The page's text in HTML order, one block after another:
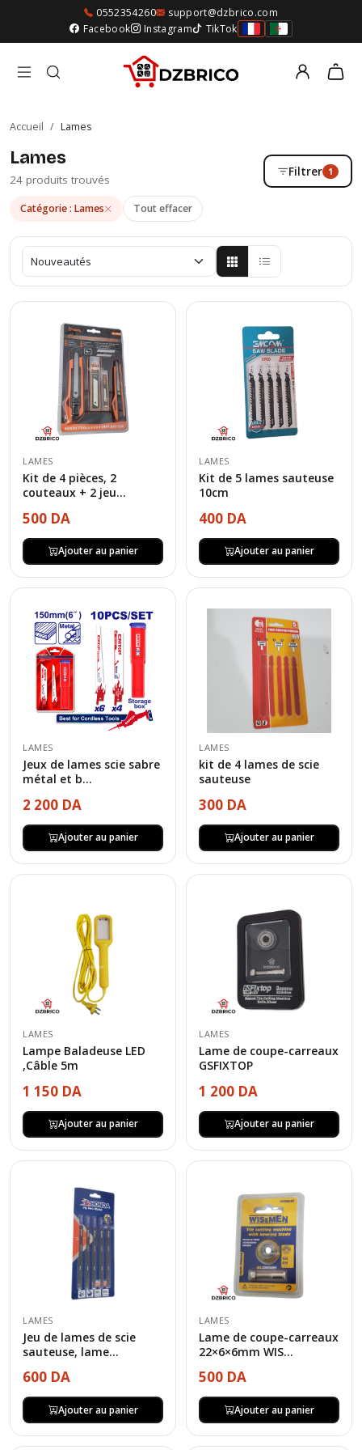
0552354260
support@dzbrico.com
Facebook
Instagram TikTok
Accueil / Lames
Lames
24 produits trouvés
Filtrer 1
Catégorie : Lames Tout effacer
LAMES
Kit de 4 pièces, 2
couteaux + 2 jeu...
500 DA
Ajouter au panier
LAMES
Kit de 5 lames sauteuse
10cm
400 DA
Ajouter au panier
LAMES
Jeux de lames scie sabre
métal et b...
2 200 DA
Ajouter au panier
LAMES
kit de 4 lames de scie
sauteuse
300 DA
Ajouter au panier
LAMES
Lampe Baladeuse LED
,Câble 5m
1 150 DA
Ajouter au panier
LAMES
Lame de coupe-carreaux
GSFIXTOP
1 200 DA
Ajouter au panier
LAMES
Jeu de lames de scie
sauteuse, lame...
600 DA
Ajouter au panier
LAMES
Lame de coupe-carreaux
22×6×6mm WIS...
500 DA
Ajouter au panier